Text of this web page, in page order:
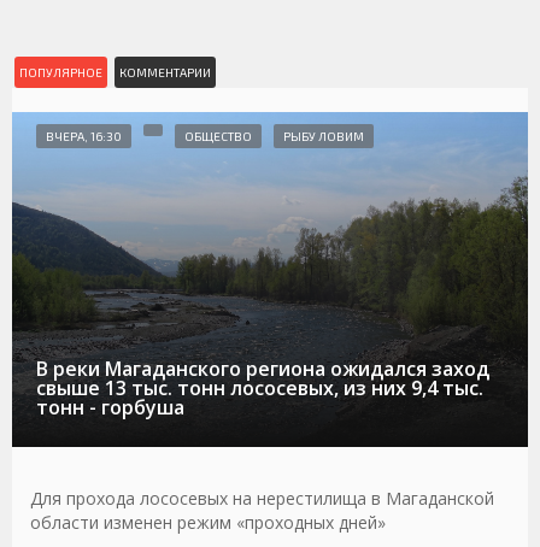
ПОПУЛЯРНОЕ КОММЕНТАРИИ
В реки Магаданского региона ожидался заход
свыше 13 тыс. тонн лососевых, из них 9,4 тыс.
тонн - горбуша
ВЧЕРА, 16:30 ОБЩЕСТВО РЫБУ ЛОВИМ
Для прохода лососевых на нерестилища в Магаданской
области изменен режим «проходных дней»